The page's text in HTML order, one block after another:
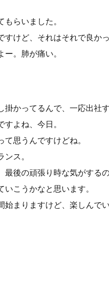
らいました。
けど、それはそれで良か
。肺が痛い。
かってるんで、一応出社
よね、今日。
思うんですけどね。
ス。
後の頑張り時な気がするの
こうかなと思います。
まりますけど、楽しんでい